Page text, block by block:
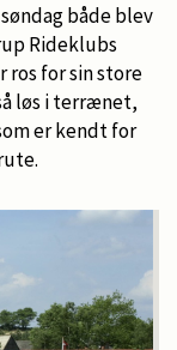
både blev
Rideklubs
for sin store
løs i terrænet,
er kendt for